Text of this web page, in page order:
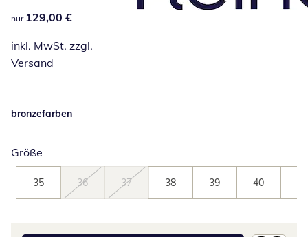
129,00 €
nur 129,00 €
inkl. MwSt. zzgl.
Versand
bronzefarben
Größe
35 36 37 38 39 40